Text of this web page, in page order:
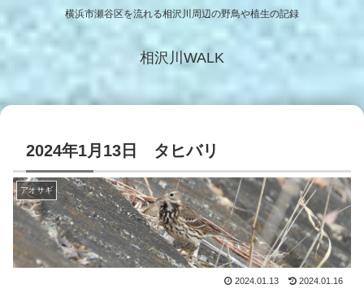
横浜市瀬谷区を流れる相沢川周辺の野鳥や植生の記録
相沢川WALK
2024年1月13日 タヒバリ
アオサギ
2024.01.13 2024.01.16